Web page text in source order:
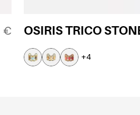
€ OSIRIS TRICO
+4